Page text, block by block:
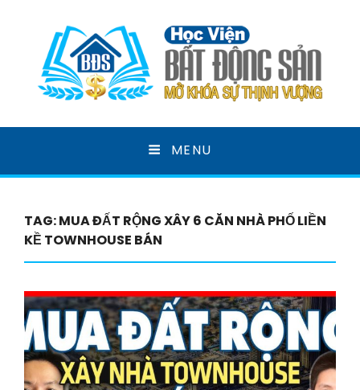
HỌC VIỆN BẤT ĐỘNG
SẢN
MENU
TAG:MUA ĐẤT RỘNG XÂY 6 CĂN NHÀ PHỐ LIỀN
KỀ TOWNHOUSE BÁN